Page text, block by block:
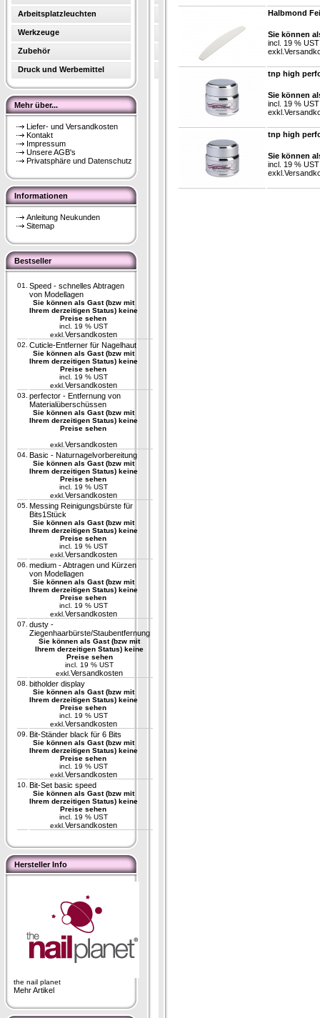
Arbeitsplatzleuchten
Werkzeuge
Zubehör
Druck und Werbemittel
Mehr über...
Liefer- und Versandkosten
Kontakt
Impressum
Unsere AGB's
Privatsphäre und Datenschutz
Informationen
Anleitung Neukunden
Sitemap
Bestseller
01.
Speed - schnelles Abtragen
von Modellagen
Sie können als Gast (bzw mit
Ihrem derzeitigen Status) keine
Preise sehen
incl. 19 % UST
exkl. Versandkosten
02. Cuticle-Entferner für Nagelhaut
Sie können als Gast (bzw mit
Ihrem derzeitigen Status) keine
Preise sehen
incl. 19 % UST
exkl. Versandkosten
03. perfector - Entfernung von
Materialüberschüssen
Sie können als Gast (bzw mit
Ihrem derzeitigen Status) keine
Preise sehen
exkl. Versandkosten
04. Basic - Naturnagelvorbereitung
Sie können als Gast (bzw mit
Ihrem derzeitigen Status) keine
Preise sehen
incl. 19 % UST
exkl. Versandkosten
05. Messing Reinigungsbürste für
Bits1Stück
Sie können als Gast (bzw mit
Ihrem derzeitigen Status) keine
Preise sehen
incl. 19 % UST
exkl. Versandkosten
06. medium - Abtragen und Kürzen
von Modellagen
Sie können als Gast (bzw mit
Ihrem derzeitigen Status) keine
Preise sehen
incl. 19 % UST
exkl. Versandkosten
07. dusty -
Ziegenhaarbürste/Staubentfernung
Sie können als Gast (bzw mit
Ihrem derzeitigen Status) keine
Preise sehen
incl. 19 % UST
exkl.Versandkosten
08. bitholder display
Sie können als Gast (bzw mit
Ihrem derzeitigen Status) keine
Preise sehen
incl. 19 % UST
exkl. Versandkosten
09. Bit-Ständer black für 6 Bits
Sie können als Gast (bzw mit
Ihrem derzeitigen Status) keine
Preise sehen
incl. 19 % UST
exkl. Versandkosten
10. Bit-Set basic speed
Sie können als Gast (bzw mit
Ihrem derzeitigen Status) keine
Preise sehen
incl. 19 % UST
exkl. Versandkosten
Hersteller Info
the nail planet
Mehr Artikel
Halbmond
Sie können
incl. 19 % UST
exkl.
tnp high
Sie können
incl. 19 % UST
exkl.
tnp high
Sie können
incl. 19 % UST
exkl.